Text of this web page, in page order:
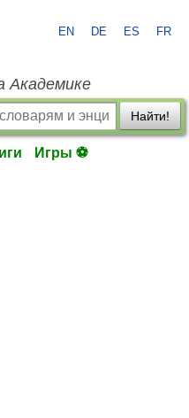
EN DE ES FR
Академике
Найти!
Игры ⚽